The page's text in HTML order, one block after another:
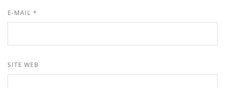
E-MAIL *
SITE WEB